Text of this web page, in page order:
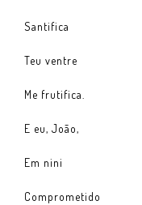
Santifica
Teu ventre
Me frutifica.
E eu, João,
Em nini
Comprometido